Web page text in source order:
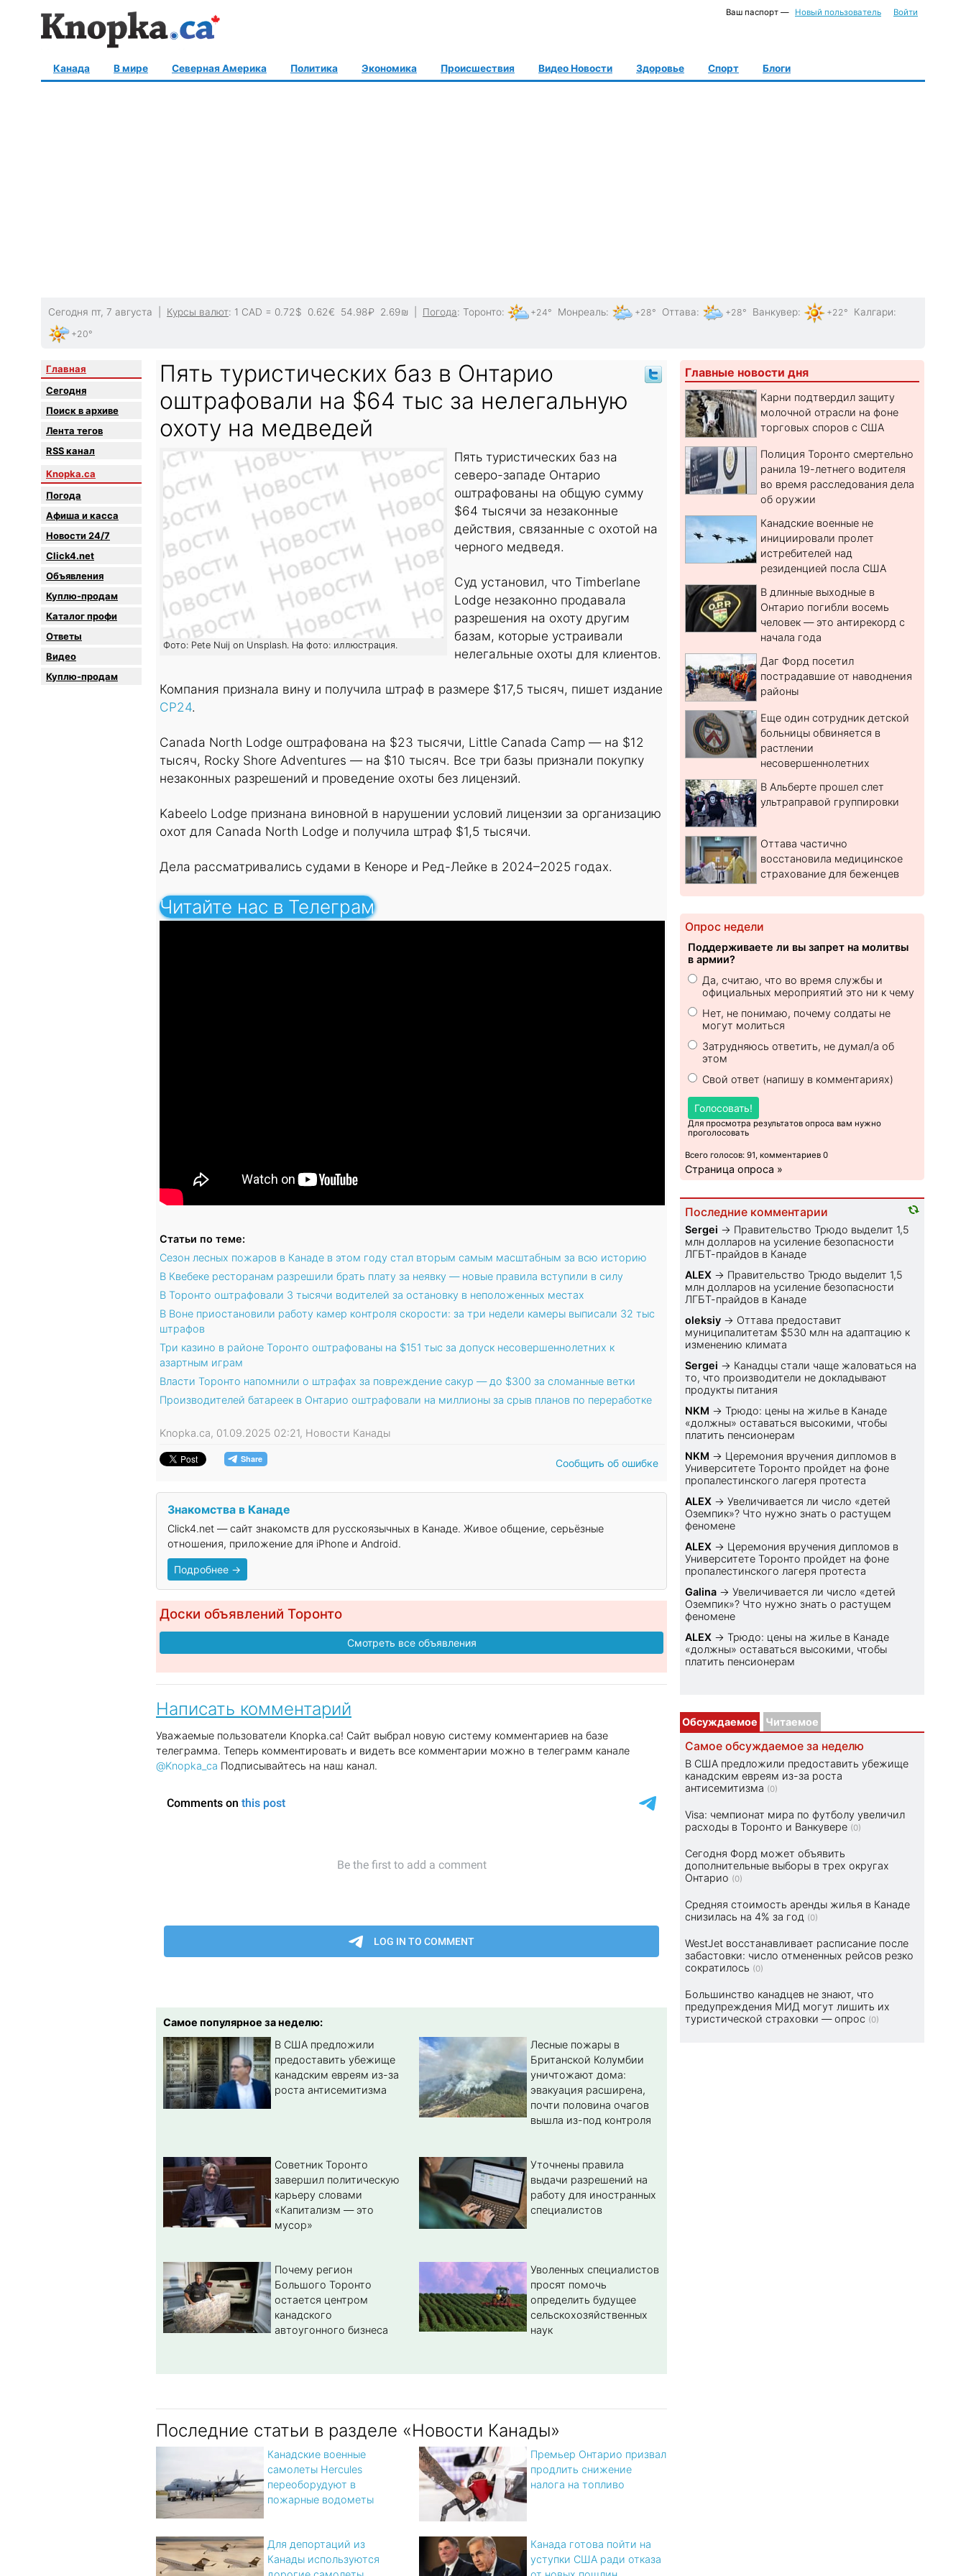
Ваш паспорт — Новый пользователь Войти
Канада В мире Северная Америка Политика Экономика Происшествия Видео Новости Здоровье Спорт Блоги
Сегодня пт, 7 августа | Курсы валют: 1 CAD = 0.72$ 0.62€ 54.98₽ 2.69₪ Погода: Торонто: +24° Монреаль: +28° Оттава: +28° Ванкувер: +22° Калгари:
+20°
Главная
Сегодня
Поиск в архиве
Лента тегов
RSS канал
Knopka.ca
Погода
Афиша и касса
Новости 24/7
Click4.net
Объявления
Куплю-продам
Каталог профи
Oтветы
Видео
Куплю-продам
Пять туристических баз в Онтарио
оштрафовали на $64 тыс за нелегальную
охоту на медведей
Фото: Pete Nuij on Unsplash. На фото: иллюстрация.
Пять туристических баз на
северо-западе Онтарио
оштрафованы на общую сумму
$64 тысячи за незаконные
действия, связанные с охотой на
черного медведя.
Суд установил, что Timberlane
Lodge незаконно продавала
разрешения на охоту другим
базам, которые устраивали
нелегальные охоты для клиентов.
Компания признала вину и получила штраф в размере $17,5 тысяч, пишет издание
CP24.
Canada North Lodge оштрафована на $23 тысячи, Little Canada Camp — на $12
тысяч, Rocky Shore Adventures — на $10 тысяч. Все три базы признали покупку
незаконных разрешений и проведение охоты без лицензий.
Kabeelo Lodge признана виновной в нарушении условий лицензии за организацию
охот для Canada North Lodge и получила штраф $1,5 тысячи.
Дела рассматривались судами в Кеноре и Ред-Лейке в 2024–2025 годах.
Читайте нас в Телеграм
Статьи по теме:
Сезон лесных пожаров в Канаде в этом году стал вторым самым масштабным за всю историю
В Квебеке ресторанам разрешили брать плату за неявку — новые правила вступили в силу
В Торонто оштрафовали 3 тысячи водителей за остановку в неположенных местах
В Воне приостановили работу камер контроля скорости: за три недели камеры выписали 32 тыс
штрафов
Три казино в районе Торонто оштрафованы на $151 тыс за допуск несовершеннолетних к
азартным играм
Власти Торонто напомнили о штрафах за повреждение сакур — до $300 за сломанные ветки
Производителей батареек в Онтарио оштрафовали на миллионы за срыв планов по переработке
Knopka.ca, 01.09.2025 02:21, Новости Канады
Сообщить об ошибке
Знакомства в Канаде
Click4.net — сайт знакомств для русскоязычных в Канаде. Живое общение, серьёзные
отношения, приложение для iPhone и Android.
Подробнее →
Доски объявлений Торонто
Смотреть все объявления
Написать комментарий
Уважаемые пользователи Knopka.ca! Сайт выбрал новую систему комментариев на базе
телеграмма. Теперь комментировать и видеть все комментарии можно в телеграмм канале
@Knopka_ca Подписывайтесь на наш канал.
Самое популярное за неделю:
В США предложили
предоставить убежище
канадским евреям из-за
роста антисемитизма
Лесные пожары в
Британской Колумбии
уничтожают дома:
эвакуация расширена,
почти половина очагов
вышла из-под контроля
Советник Торонто
завершил политическую
карьеру словами
«Капитализм — это
мусор»
Уточнены правила
выдачи разрешений на
работу для иностранных
специалистов
Почему регион
Большого Торонто
остается центром
канадского
автоугонного бизнеса
Уволенных специалистов
просят помочь
определить будущее
сельскохозяйственных
наук
Последние статьи в разделе «Новости Канады»
Канадские военные
самолеты Hercules
переоборудуют в
пожарные водометы
Премьер Онтарио призвал
продлить снижение
налога на топливо
Для депортаций из
Канады используются
Канада готова пойти на
уступки США ради отказа
Главные новости дня
Карни подтвердил защиту
молочной отрасли на фоне
торговых споров с США
Полиция Торонто смертельно
ранила 19-летнего водителя
во время расследования дела
об оружии
Канадские военные не
инициировали пролет
истребителей над
резиденцией посла США
В длинные выходные в
Онтарио погибли восемь
человек — это антирекорд с
начала года
Даг Форд посетил
пострадавшие от наводнения
районы
Еще один сотрудник детской
больницы обвиняется в
растлении
несовершеннолетних
В Альберте прошел слет
ультраправой группировки
Оттава частично
восстановила медицинское
страхование для беженцев
Опрос недели
Поддерживаете ли вы запрет на молитвы
в армии?
Да, считаю, что во время службы и
официальных мероприятий это ни к чему
Нет, не понимаю, почему солдаты не
могут молиться
Затрудняюсь ответить, не думал/а об
этом
Свой ответ (напишу в комментариях)
Голосовать!
Для просмотра результатов опроса вам нужно
проголосовать
Всего голосов: 91, комментариев 0
Страница опроса »
Последние комментарии
Sеrgei → Правительство Трюдо выделит 1,5
млн долларов на усиление безопасности
ЛГБТ-прайдов в Канаде
ALEX → Правительство Трюдо выделит 1,5
млн долларов на усиление безопасности
ЛГБТ-прайдов в Канаде
oleksiy → Оттава предоставит
муниципалитетам $530 млн на адаптацию к
изменению климата
Sеrgei → Канадцы стали чаще жаловаться на
то, что производители не докладывают
продукты питания
NKM →Трюдо: цены на жилье в Канаде
«должны» оставаться высокими, чтобы
платить пенсионерам
NKM → Церемония вручения дипломов в
Университете Торонто пройдет на фоне
пропалестинского лагеря протеста
ALEX →Увеличивается ли число «детей
Оземпик»? Что нужно знать о растущем
феномене
ALEX → Церемония вручения дипломов в
Университете Торонто пройдет на фоне
пропалестинского лагеря протеста
Galina →Увеличивается ли число «детей
Оземпик»? Что нужно знать о растущем
феномене
ALEX →Трюдо: цены на жилье в Канаде
«должны» оставаться высокими, чтобы
платить пенсионерам
Обсуждаемое Читаемое
Самое обсуждаемое за неделю
В США предложили предоставить убежище
канадским евреям из-за роста
антисемитизма (0)
Visa: чемпионат мира по футболу увеличил
расходы в Торонто и Ванкувере (0)
Сегодня Форд может объявить
дополнительные выборы в трех округах
Онтарио (0)
Средняя стоимость аренды жилья в Канаде
снизилась на 4% за год (0)
WestJet восстанавливает расписание после
забастовки: число отмененных рейсов резко
сократилось (0)
Большинство канадцев не знают, что
предупреждения МИД могут лишить их
туристической страховки — опрос (0)